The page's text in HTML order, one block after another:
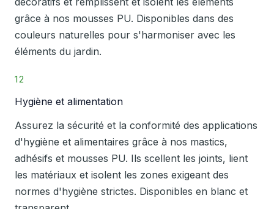
grâce à nos mousses PU. Disponibles dans des
couleurs naturelles pour s'harmoniser avec les
éléments du jardin.
12
Hygiène et alimentation
Assurez la sécurité et la conformité des applications
d'hygiène et alimentaires grâce à nos mastics,
adhésifs et mousses PU. Ils scellent les joints, lient
les matériaux et isolent les zones exigeant des
normes d'hygiène strictes. Disponibles en blanc et